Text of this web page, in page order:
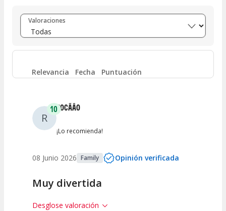
Entre 8 y 10 (46)
Entre 6 y 8 (2)
Entre 4 y 6 0
Entre 0 y 2
Valoraciones
Relevancia Fecha Puntuación
R
10ROCÃÂ­O
¡Lo recomienda!
08 Junio 2026 Family Opinión verificada
Muy divertida
Desglose valoración